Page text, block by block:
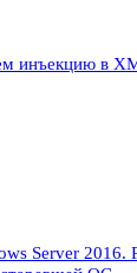
инъекцию в
Server 2016.